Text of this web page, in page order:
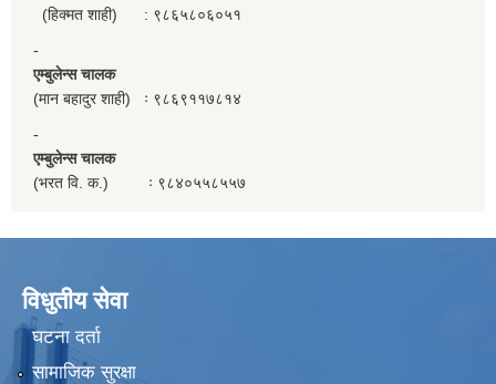
(हिक्मत शाही) : ९८६५८०६०५१
-
एम्बुलेन्स चालक
(मान बहादुर शाही) ः ९८६९११७८१४
-
एम्बुलेन्स चालक
(भरत वि. क.) ः ९८४०५५८५५७
विधुतीय सेवा
घटना दर्ता
सामाजिक सुरक्षा